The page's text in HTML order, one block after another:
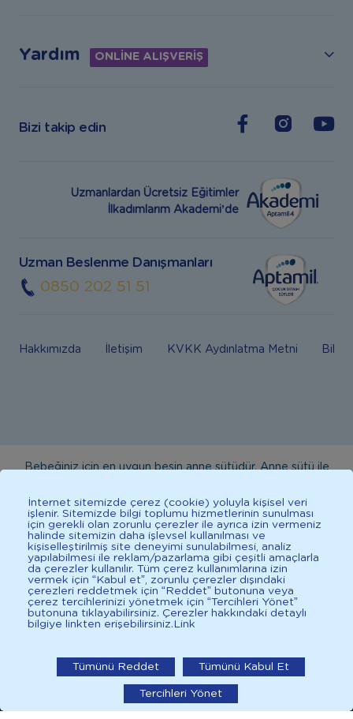
Yardım ONLİNE ALIŞVERİŞ
Bizi takip edin
Uzmanlardan Ücretsiz Eğitimler
İlkadımlarım Akademi’de
Uzman Beslenme Danışmanları
0850 202 51 51
Hakkımızda İletişim KVKK Aydınlatma Metni Bilgi
Bebeğiniz için en uygun besin anne sütüdür. Anne sütü ile
danışınız. Bu sitede yayınlanan bilgiler hekim tavsiyesi
yerine geçmez. En doğru bilgi için doktorunuza danışınız.
Sağlıklı yaşam için dengeli, çeşitli beslenilmelidir. *D vitamini
çocuklarda bağışıklık sisteminin normal işlevine katkıda
bulunur.
İlkadımlarım'ı uygulamada
aç
İnternet sitemizde çerez (cookie) yoluyla kişisel veri
işlenir. Sitemizde bilgi toplumu hizmetlerinin sunulması
için gerekli olan zorunlu çerezler ile ayrıca izin vermeniz
halinde sitemizin daha işlevsel kullanılması ve
kişiselleştirilmiş site deneyimi sunulabilmesi, analiz
yapılabilmesi ile reklam/pazarlama gibi çeşitli amaçlarla
da çerezler kullanılır. Tüm çerez kullanımlarına izin
vermek için “Kabul et”, zorunlu çerezler dışındaki
çerezleri reddetmek için “Reddet” butonuna veya
çerez tercihlerinizi yönetmek için “Tercihleri Yönet”
butonuna tıklayabilirsiniz. Çerezler hakkındaki detaylı
bilgiye linkten erişebilirsiniz. Link
Tümünü Reddet Tümünü Kabul Et
Tercihleri Yönet